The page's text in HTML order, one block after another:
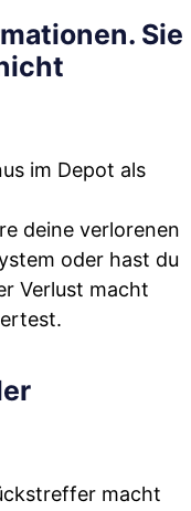
Sie
im Depot als
deine verlorenen
oder hast du
Verlust macht
macht